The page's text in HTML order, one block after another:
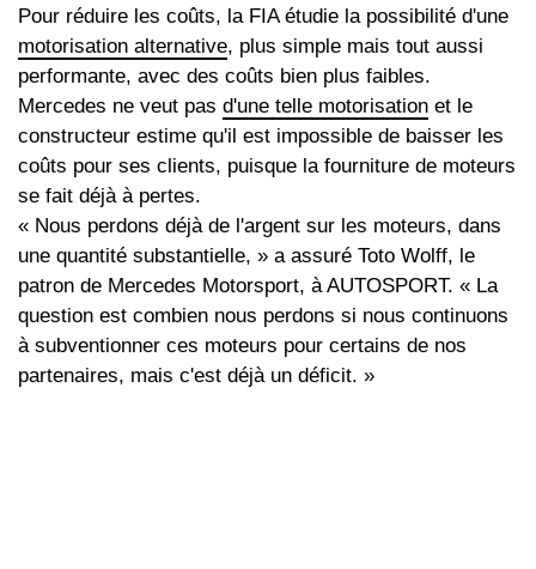
Pour réduire les coûts, la FIA étudie la possibilité d'une
motorisation alternative, plus simple mais tout aussi
performante, avec des coûts bien plus faibles.
Mercedes ne veut pas d'une telle motorisation et le
constructeur estime qu'il est impossible de baisser les
coûts pour ses clients, puisque la fourniture de moteurs
se fait déjà à pertes.
« Nous perdons déjà de l'argent sur les moteurs, dans
une quantité substantielle, » a assuré Toto Wolff, le
patron de Mercedes Motorsport, à AUTOSPORT. « La
question est combien nous perdons si nous continuons
à subventionner ces moteurs pour certains de nos
partenaires, mais c'est déjà un déficit. »